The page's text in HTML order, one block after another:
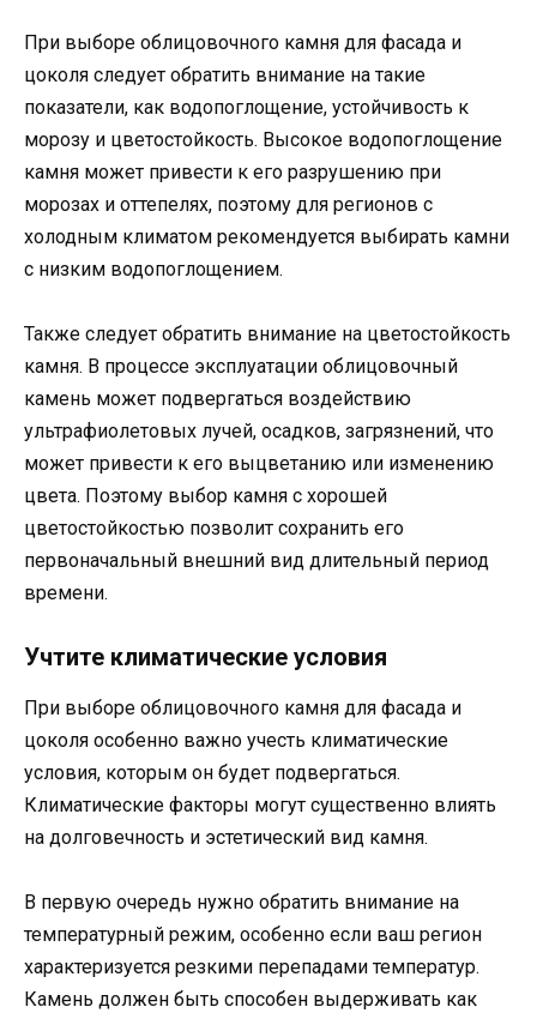
При выборе облицовочного камня для фасада и
цоколя следует обратить внимание на такие
показатели, как водопоглощение, устойчивость к
морозу и цветостойкость. Высокое водопоглощение
камня может привести к его разрушению при
морозах и оттепелях, поэтому для регионов с
холодным климатом рекомендуется выбирать камни
с низким водопоглощением.
Также следует обратить внимание на цветостойкость
камня. В процессе эксплуатации облицовочный
камень может подвергаться воздействию
ультрафиолетовых лучей, осадков, загрязнений, что
может привести к его выцветанию или изменению
цвета. Поэтому выбор камня с хорошей
цветостойкостью позволит сохранить его
первоначальный внешний вид длительный период
времени.
Учтите климатические условия
При выборе облицовочного камня для фасада и
цоколя особенно важно учесть климатические
условия, которым он будет подвергаться.
Климатические факторы могут существенно влиять
на долговечность и эстетический вид камня.
В первую очередь нужно обратить внимание на
температурный режим, особенно если ваш регион
характеризуется резкими перепадами температур.
Камень должен быть способен выдерживать как